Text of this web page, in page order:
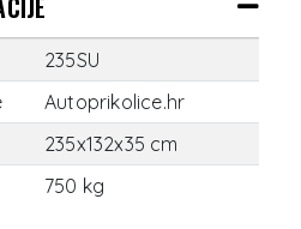
235SU
Autoprikolice.hr
235x132x35 cm
750 kg